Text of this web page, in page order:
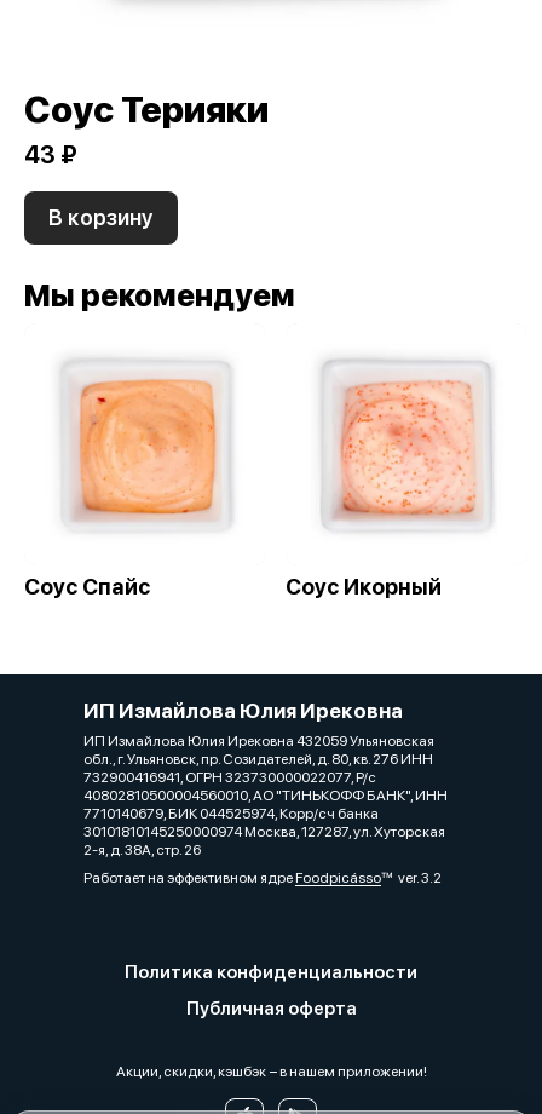
Соус Терияки
43 ₽
В корзину
Мы рекомендуем
Соус Спайс Соус Икорный
ИП Измайлова Юлия Ирековна
ИП Измайлова Юлия Ирековна 432059 Ульяновская
обл., г. Ульяновск, пр. Созидателей, д. 80, кв. 276 ИНН
732900416941, ОГРН 323730000022077, Р/с
40802810500004560010, АО "ТИНЬКОФФ БАНК", ИНН
7710140679, БИК 044525974, Корр/сч банка
30101810145250000974 Москва, 127287, ул. Хуторская
2-я, д. 38А, стр. 26
Работает на эффективном ядреFoodpicássover. 3.2
Политика конфиденциальности
Публичная оферта
Акции, скидки, кэшбэк − в нашем приложении!